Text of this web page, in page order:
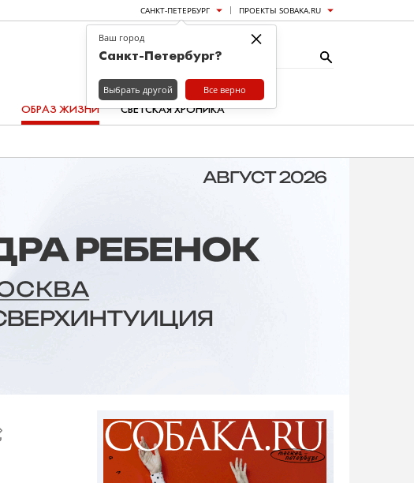
САНКТ-ПЕТЕРБУРГ ПРОЕКТЫ SOBAKA.RU
ОБРАЗ ЖИЗНИ СВЕТСКАЯ ХРОНИКА
×
Ваш город
Санкт-Петербург?
Выбрать другой Все верно